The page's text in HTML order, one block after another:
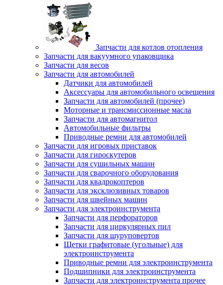
Запчасти для котлов отопления
Запчасти для вакуумного упаковщика
Запчасти для весов
Запчасти для автомобилей
Датчики для автомобилей
Аксессуары для автомобильного освещения
Запчасти для автомобилей (прочее)
Моторные и трансмиссионные масла
Запчасти для автомагнитол
Автомобильные фильтры
Приводные ремни для автомобилей
Запчасти для игровых приставок
Запчасти для гироскутеров
Запчасти для сушильных машин
Запчасти для сварочного оборудования
Запчасти для квадрокоптеров
Запчасти для эксклюзивных товаров
Запчасти для швейных машин
Запчасти для электроинструмента
Запчасти для перфораторов
Запчасти для циркулярных пил
Запчасти для шуруповертов
Щетки графитовые (угольные) для
электроинструмента
Приводные ремни для электроинструмента
Подшипники для электроинструмента
Запчасти для электроинструмента прочее